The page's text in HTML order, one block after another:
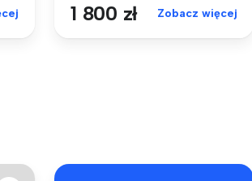
1 800 zł Zobacz więcej